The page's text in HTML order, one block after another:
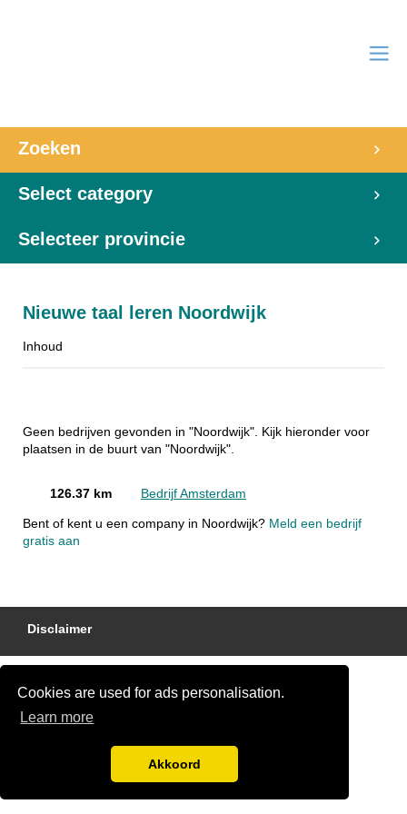
Cookies are used for ads personalisation.
Learn more
Akkoord
Zoeken
Select category
Selecteer provincie
Nieuwe taal leren Noordwijk
Inhoud
Geen bedrijven gevonden in "Noordwijk". Kijk hieronder voor
plaatsen in de buurt van "Noordwijk".
126.37 km Bedrijf Amsterdam
Bent of kent u een company in Noordwijk? Meld een bedrijf
gratis aan
Disclaimer